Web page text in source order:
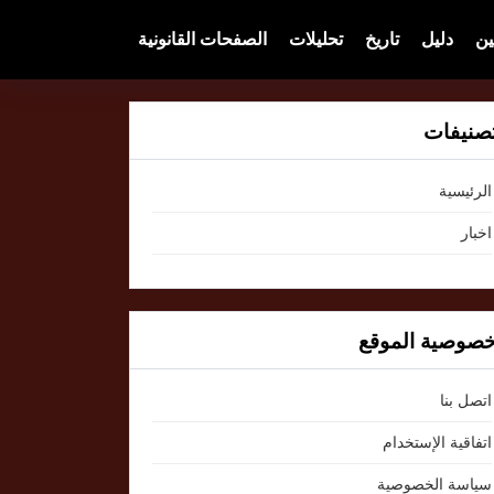
دليل تاريخ تحليلات الصفحات القانونية
الرئيسية
اخبار
الموقع
اتصل بنا
اتفاقية الإستخدام
سياسة الخصوصية